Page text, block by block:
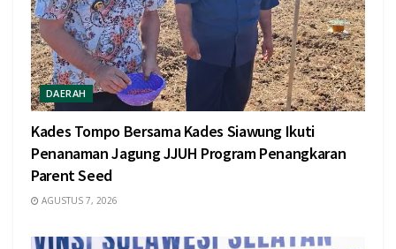
DAERAH
Kades Tompo Bersama Kades Siawung Ikuti
Penanaman Jagung JJUH Program Penangkaran
Parent Seed
AGUSTUS 7, 2026